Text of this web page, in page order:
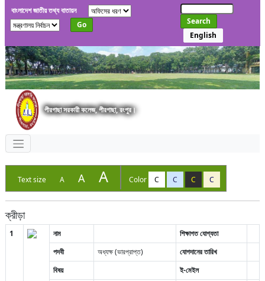
বাংলাদেশ জাতীয় তথ্য বাতায়ন
Go
Search
English
পীরগাছা সরকারী কলেজ, পীরগাছা, রংপুর।
Text size A A A Color C C C C
ক্রীড়া
1 নাম
শিক্ষাগত যোগ্যতা
পদবী
অধ্যক্ষ (ভারপ্রাপ্ত)
যোগদানের তারিখ
বিষয়
ই-মেইল